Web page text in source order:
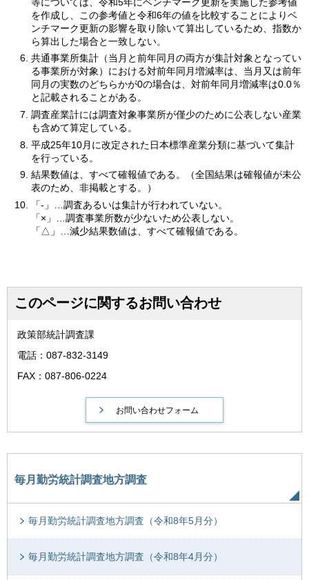
を作成し、この参考値と令和6年の値を比較することによりベ
ンチマーク更新の影響を取り除いて算出しているため、指数か
ら算出した場合と一致しない。
共通事業所集計（当月と前年同月の両方が集計対象となってい
る事業所が対象）における対前年同月増減率は、当月又は前年
同月の実数のどちらかが0の場合は、対前年同月増減率は0.0％
と記載されることがある。
調査産業計には調査対象事業所が僅少のために公表しない産業
も含めて算定している。
平成25年10月に改定された日本標準産業分類に基づいて集計
を行っている。
結果数値は、すべて確報値である。（全国結果は確報値が未公
表のため、非掲載とする。）
「-」…調査あるいは集計が行われていない。
「×」…調査事業所数が少ないため公表しない。
「△」…減少結果数値は、すべて確報値である。
このページに関するお問い合わせ
政策部統計調査課
電話：087-832-3149
FAX：087-806-0224
毎月勤労統計調査地方調査
毎月勤労統計調査地方調査（令和8年5月分）
毎月勤労統計調査地方調査（令和8年4月分）